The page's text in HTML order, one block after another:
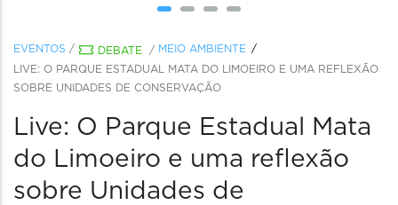
EVENTOS / DEBATE / MEIO AMBIENTE
LIVE: O PARQUE ESTADUAL MATA DO LIMOEIRO E UMA REFLEXÃO
SOBRE UNIDADES DE CONSERVAÇÃO
Live: O Parque Estadual Mata
do Limoeiro e uma reflexão
sobre Unidades de